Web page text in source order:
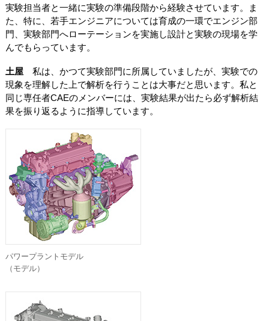
実験担当者と一緒に実験の準備段階から経験させています。ま
た、特に、若手エンジニアについては育成の一環でエンジン部
門、実験部門へローテーションを実施し設計と実験の現場を学
んでもらっています。
土屋私は、かつて実験部門に所属していましたが、実験での
現象を理解した上で解析を行うことは大事だと思います。私と
同じ専任者CAEのメンバーには、実験結果が出たら必ず解析結
果を振り返るように指導しています。
パワープラントモデル
（モデル）